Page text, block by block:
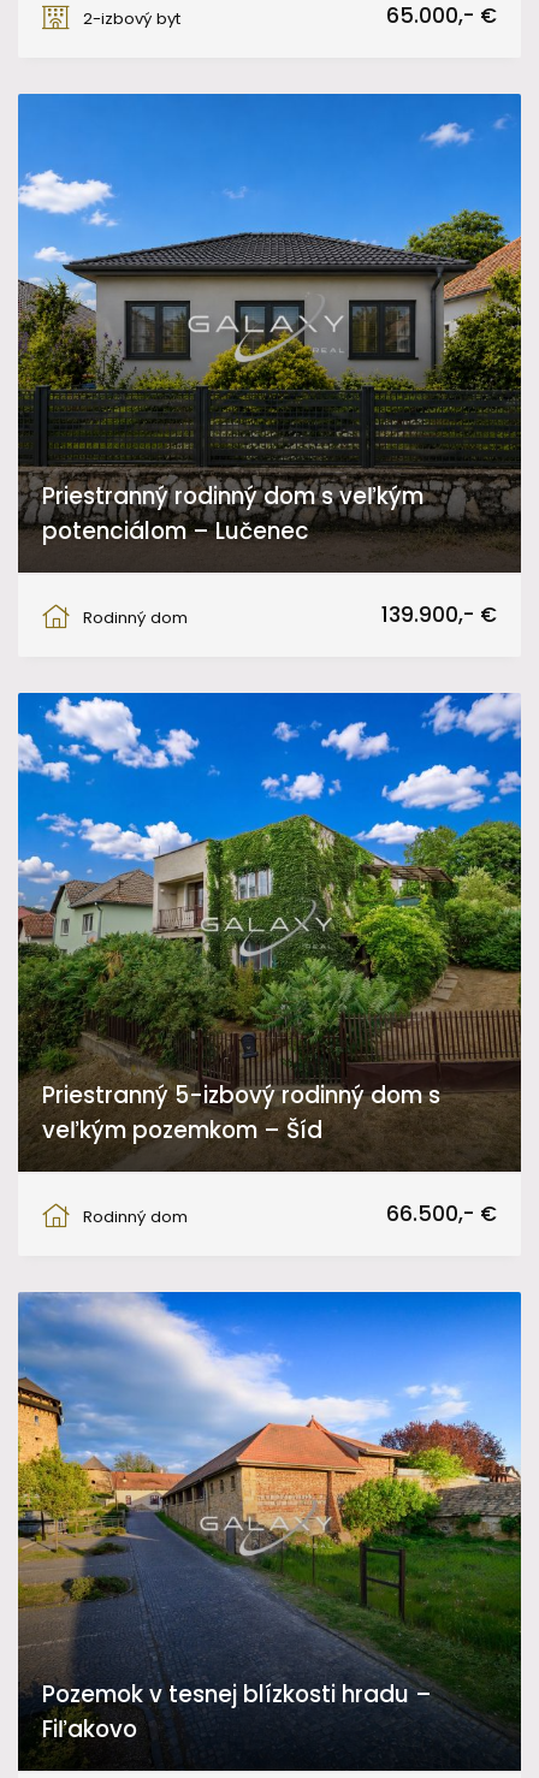
2-izbový byt
65.000,- €
Priestranný rodinný dom s veľkým
potenciálom – Lučenec
Rodinný dom
139.900,- €
Priestranný 5-izbový rodinný dom s
veľkým pozemkom – Šíd
Rodinný dom
66.500,- €
Pozemok v tesnej blízkosti hradu –
Fiľakovo